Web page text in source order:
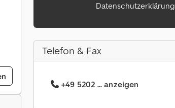
Datenschutzerklärung
Telefon & Fax
+49 5202 ... anzeigen